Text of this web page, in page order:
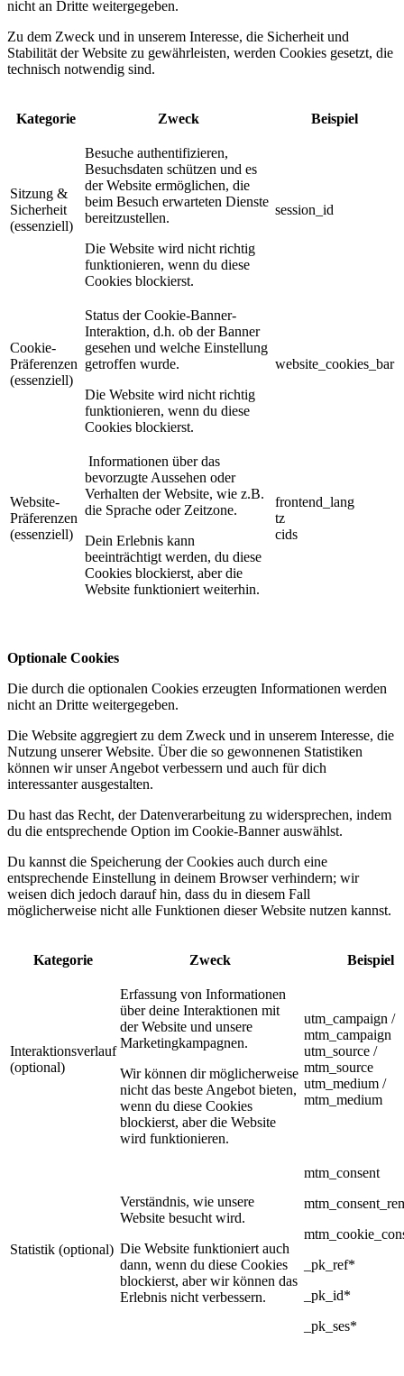
nicht an Dritte weitergegeben.
Zu dem Zweck und in unserem Interesse, die Sicherheit und
Stabilität der Website zu gewährleisten, werden Cookies gesetzt, die
technisch notwendig sind.
Kategorie Zweck Beispiel
Sitzung &
Sicherheit
(essenziell)
Besuche authentifizieren,
Besuchsdaten schützen und es
der Website ermöglichen, die
beim Besuch erwarteten Dienste
bereitzustellen.
Die Website wird nicht richtig
funktionieren, wenn du diese
Cookies blockierst.
session_id
Cookie-
Präferenzen
(essenziell)
Status der Cookie-Banner-
Interaktion, d.h. ob der Banner
gesehen und welche Einstellung
getroffen wurde.
Die Website wird nicht richtig
funktionieren, wenn du diese
Cookies blockierst.
website_cookies_bar
Website-
Präferenzen
(essenziell)
Informationen über das
bevorzugte Aussehen oder
Verhalten der Website, wie z.B.
die Sprache oder Zeitzone.
Dein Erlebnis kann
beeinträchtigt werden, du diese
Cookies blockierst, aber die
Website funktioniert weiterhin.
frontend_lang
tz
cids
Optionale Cookies
Die durch die optionalen Cookies erzeugten Informationen werden
nicht an Dritte weitergegeben.
Die Website aggregiert zu dem Zweck und in unserem Interesse, die
Nutzung unserer Website. Über die so gewonnenen Statistiken
können wir unser Angebot verbessern und auch für dich
interessanter ausgestalten.
Du hast das Recht, der Datenverarbeitung zu widersprechen, indem
du die entsprechende Option im Cookie-Banner auswählst.
Du kannst die Speicherung der Cookies auch durch eine
entsprechende Einstellung in deinem Browser verhindern; wir
weisen dich jedoch darauf hin, dass du in diesem Fall
möglicherweise nicht alle Funktionen dieser Website nutzen kannst.
Kategorie Zweck Beispiel
Interaktionsverlauf
(optional)
Erfassung von Informationen
über deine Interaktionen mit
der Website und unsere
Marketingkampagnen.
Wir können dir möglicherweise
nicht das beste Angebot bieten,
wenn du diese Cookies
blockierst, aber die Website
wird funktionieren.
utm_campaign /
mtm_campaign
utm_source /
mtm_source
utm_medium /
mtm_medium
Statistik (optional)
Verständnis, wie unsere
Website besucht wird.
Die Website funktioniert auch
dann, wenn du diese Cookies
blockierst, aber wir können das
Erlebnis nicht verbessern.
mtm_consent
_pk_ref*
_pk_id*
_pk_ses*